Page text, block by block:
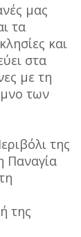
μας
τα
και
στα
με τη
των
της
Παναγία
της